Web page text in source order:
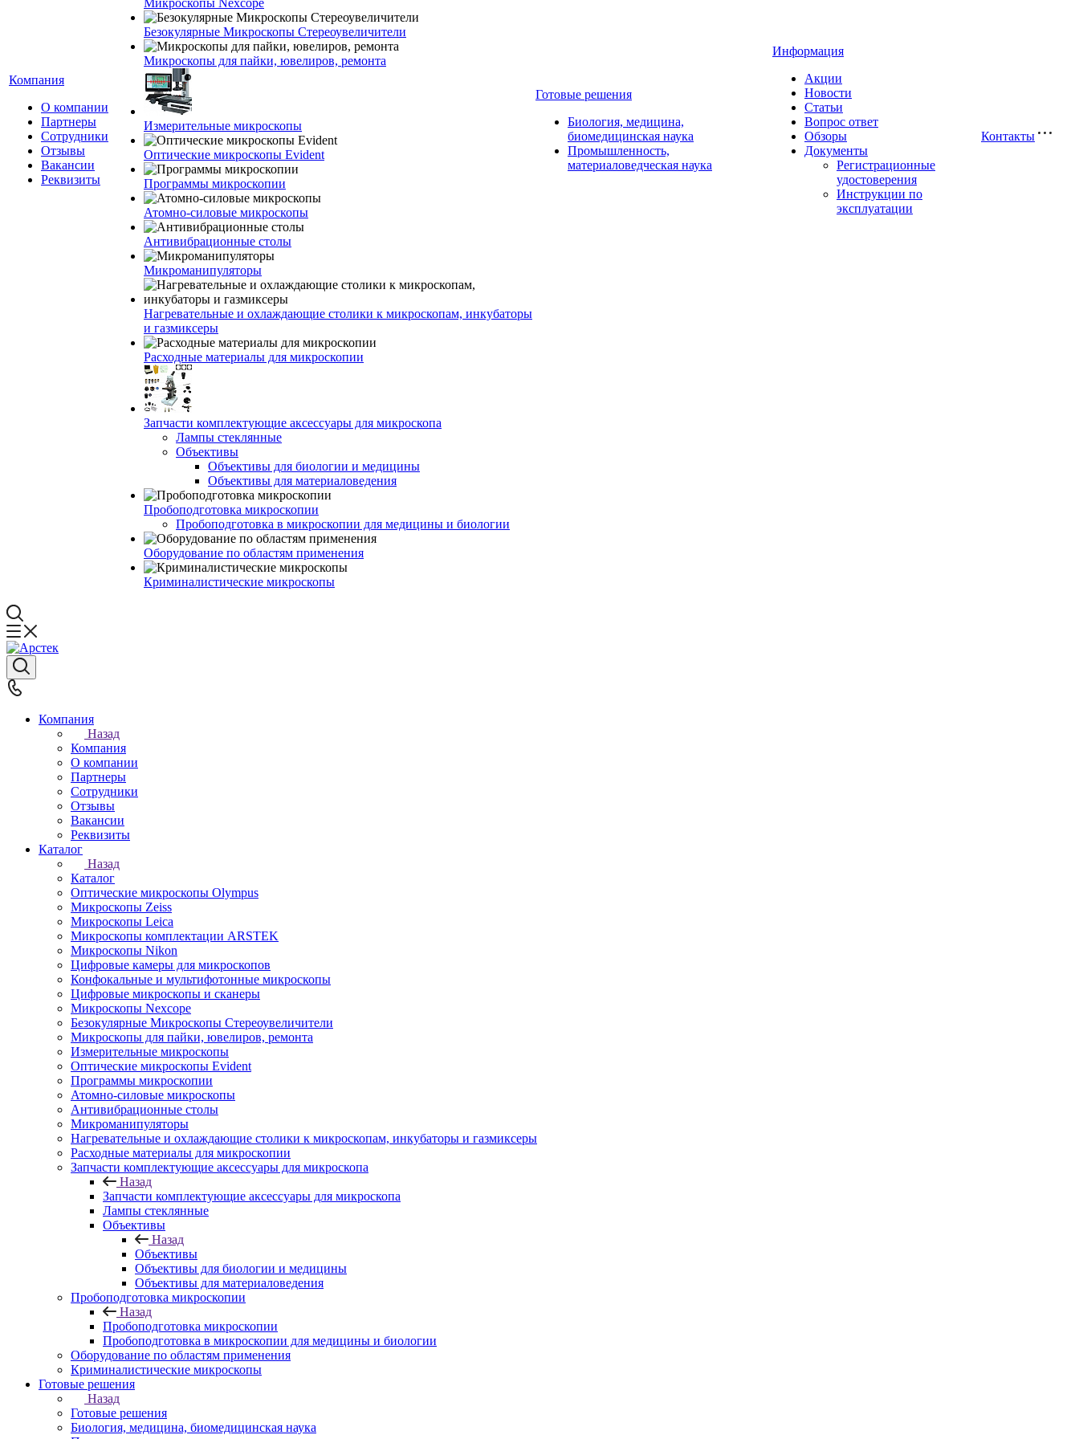
Компания
О компании
Партнеры
Сотрудники
Отзывы
Вакансии
Реквизиты
Микроскопы Nexcope
Безокулярные Микроскопы Стереоувеличители
Микроскопы для пайки, ювелиров, ремонта
Измерительные микроскопы
Оптические микроскопы Evident
Программы микроскопии
Атомно-силовые микроскопы
Антивибрационные столы
Микроманипуляторы
Нагревательные и охлаждающие столики к микроскопам, инкубаторы
и газмиксеры
Расходные материалы для микроскопии
Запчасти комплектующие аксессуары для микроскопа
Лампы стеклянные
Объективы
Объективы для биологии и медицины
Объективы для материаловедения
Пробоподготовка микроскопии
Пробоподготовка в микроскопии для медицины и биологии
Оборудование по областям применения
Криминалистические микроскопы
Готовые решения
Биология, медицина,
биомедицинская наука
Промышленность,
материаловедческая наука
Информация
Акции
Новости
Статьи
Вопрос ответ
Обзоры
Документы
Регистрационные
удостоверения
Инструкции по
эксплуатации
Контакты
Компания
Назад
Компания
О компании
Партнеры
Сотрудники
Отзывы
Вакансии
Реквизиты
Каталог
Назад
Каталог
Оптические микроскопы Olympus
Микроскопы Zeiss
Микроскопы Leica
Микроскопы комплектации ARSTEK
Микроскопы Nikon
Цифровые камеры для микроскопов
Конфокальные и мультифотонные микроскопы
Цифровые микроскопы и сканеры
Микроскопы Nexcope
Безокулярные Микроскопы Стереоувеличители
Микроскопы для пайки, ювелиров, ремонта
Измерительные микроскопы
Оптические микроскопы Evident
Программы микроскопии
Атомно-силовые микроскопы
Антивибрационные столы
Микроманипуляторы
Нагревательные и охлаждающие столики к микроскопам, инкубаторы и газмиксеры
Расходные материалы для микроскопии
Запчасти комплектующие аксессуары для микроскопа
Назад
Запчасти комплектующие аксессуары для микроскопа
Лампы стеклянные
Объективы
Назад
Объективы
Объективы для биологии и медицины
Объективы для материаловедения
Пробоподготовка микроскопии
Назад
Пробоподготовка микроскопии
Пробоподготовка в микроскопии для медицины и биологии
Оборудование по областям применения
Криминалистические микроскопы
Готовые решения
Назад
Готовые решения
Биология, медицина, биомедицинская наука